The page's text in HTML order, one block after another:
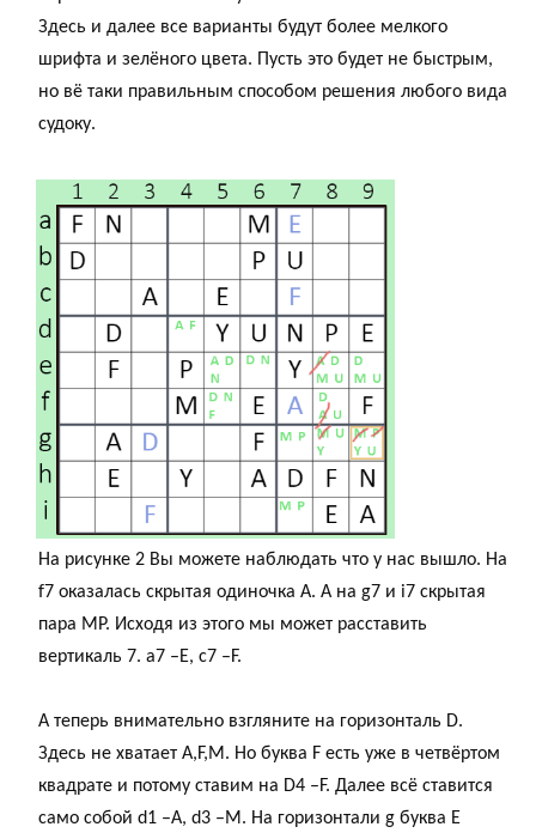
Здесь и далее все варианты будут более мелкого
шрифта и зелёного цвета. Пусть это будет не быстрым,
но вё таки правильным способом решения любого вида
судоку.
На рисунке 2 Вы можете наблюдать что у нас вышло. На
f7 оказалась скрытая одиночка А. А на g7 и i7 скрытая
пара MP. Исходя из этого мы может расставить
вертикаль 7. a7 –E, c7 –F.
А теперь внимательно взгляните на горизонталь D.
Здесь не хватает A,F,M. Но буква F есть уже в четвёртом
квадрате и потому ставим на D4 –F. Далее всё ставится
само собой d1 –A, d3 –M. На горизонтали g буква Е